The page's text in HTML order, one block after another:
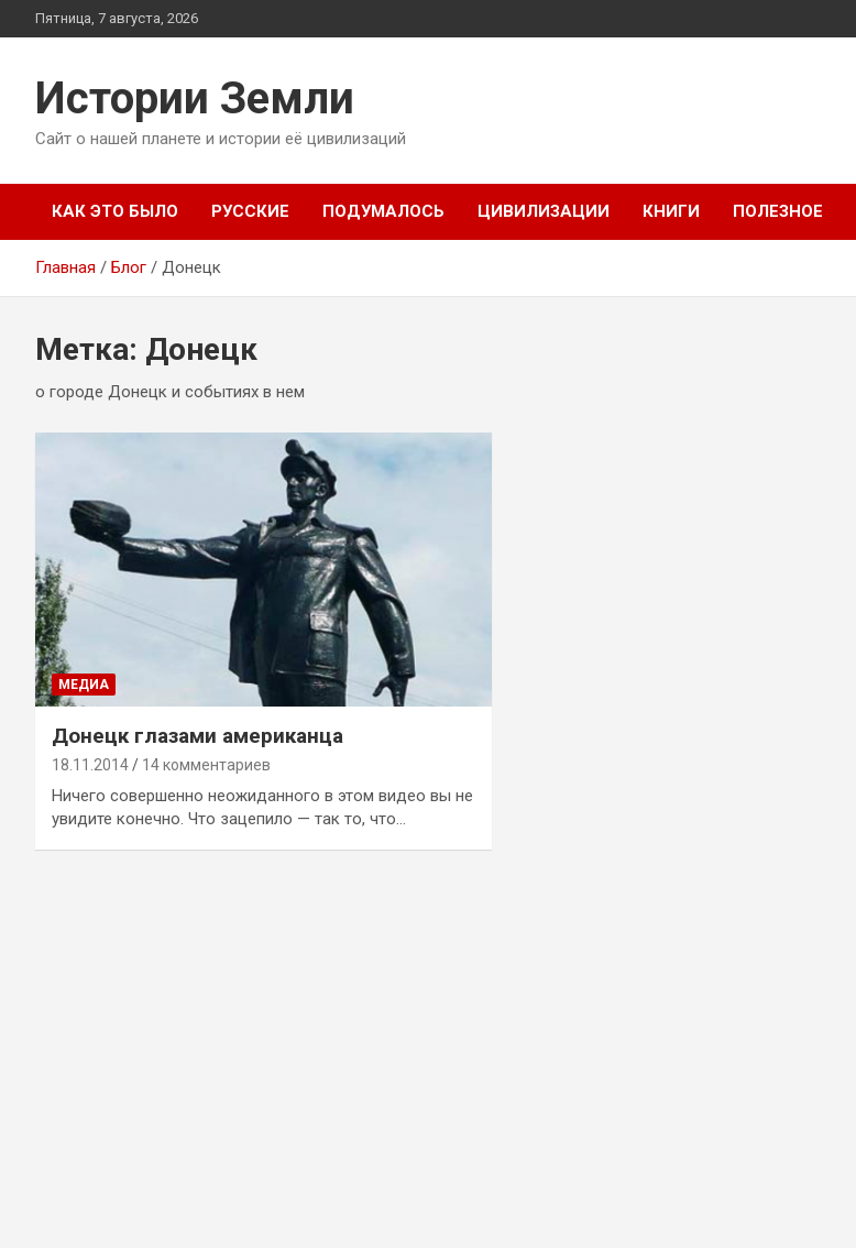
Перейти
к
Пятница, 7 августа, 2026
Истории Земли
Сайт о нашей планете и истории её цивилизаций
КАК ЭТО БЫЛО РУССКИЕ ПОДУМАЛОСЬ ЦИВИЛИЗАЦИИ КНИГИ ПОЛЕЗНОЕ
Главная Блог Донецк
Метка: Донецк
о городе Донецк и событиях в нем
МЕДИА
Донецк глазами американца
18.11.2014 14 комментариев
Ничего совершенно неожиданного в этом видео вы не
увидите конечно. Что зацепило — так то, что…